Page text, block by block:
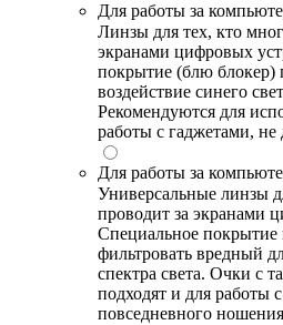
Для работы за
Линзы для тех, кто
экранами цифровых
покрытие (блю блокер)
воздействие синего
Рекомендуются для
работы с гаджетами,
Для работы за
Универсальные линзы
проводит за экранами
Специальное покрытие
фильтровать вредный
спектра света. Очки с
подходят и для работы
повседневного